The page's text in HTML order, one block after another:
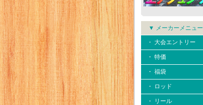
▼ メーカーメニュー
・ 大会エントリー
・ 特価
・ 福袋
・ ロッド
・ リール